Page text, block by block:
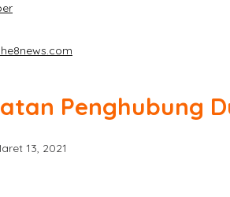
Penghubung
13, 2021